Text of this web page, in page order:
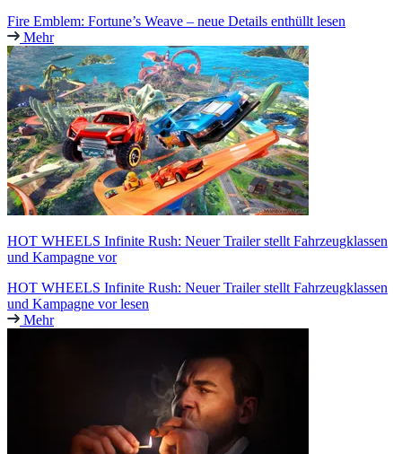
Fire Emblem: Fortune’s Weave – neue Details enthüllt lesen
Mehr
HOT WHEELS Infinite Rush: Neuer Trailer stellt Fahrzeugklassen
und Kampagne vor
HOT WHEELS Infinite Rush: Neuer Trailer stellt Fahrzeugklassen
und Kampagne vor lesen
Mehr